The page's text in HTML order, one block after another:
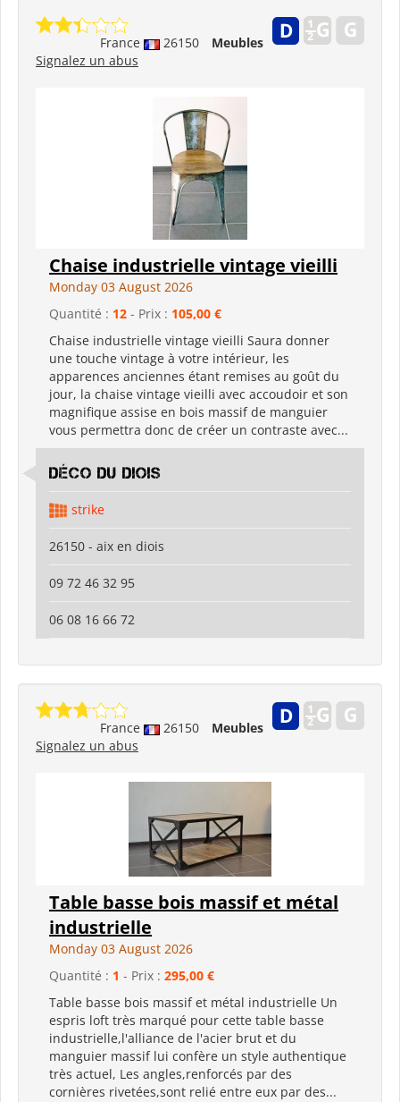
France 26150
Meubles
Signalez un abus
Chaise industrielle vintage vieilli
Monday 03 August 2026
Quantité : 12 - Prix : 105,00 €
Chaise industrielle vintage vieilli Saura donner
une touche vintage à votre intérieur, les
apparences anciennes étant remises au goût du
jour, la chaise vintage vieilli avec accoudoir et son
magnifique assise en bois massif de manguier
vous permettra donc de créer un contraste avec...
déco du diois
strike
26150 - aix en diois
09 72 46 32 95
06 08 16 66 72
France 26150
Meubles
Signalez un abus
Table basse bois massif et métal
industrielle
Monday 03 August 2026
Quantité : 1 - Prix : 295,00 €
Table basse bois massif et métal industrielle Un
espris loft très marqué pour cette table basse
industrielle,l'alliance de l'acier brut et du
manguier massif lui confère un style authentique
très actuel, Les angles,renforcés par des
cornières rivetées,sont relié entre eux par des...